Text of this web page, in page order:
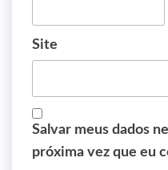
Site
Salvar meus dados
próxima vez que eu